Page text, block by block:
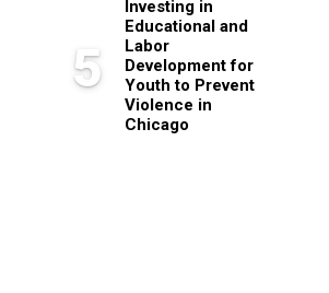
5
Investing in
Educational and
Labor
Development for
Youth to Prevent
Violence in
Chicago